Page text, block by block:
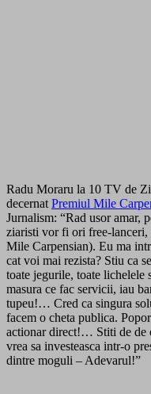
Radu Moraru la 10 TV de
decernat Premiul Mile
Jurnalism: “Rad usor amar,
ziaristi vor fi ori free-
Mile Carpensian). Eu ma
cat voi mai rezista? Stiu ca
toate jegurile, toate
masura ce fac servicii, iau
tupeu!… Cred ca singura
facem o cheta publica.
actionar direct!… Stiti de de
vrea sa investeasca intr-o
dintre moguli – Adevarul!”